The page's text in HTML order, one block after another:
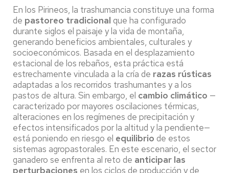
En los Pirineos, la trashumancia constituye una forma
de pastoreo tradicional que ha configurado
durante siglos el paisaje y la vida de montaña,
generando beneficios ambientales, culturales y
socioeconómicos. Basada en el desplazamiento
estacional de los rebaños, esta práctica está
estrechamente vinculada a la cría de razas rústicas
adaptadas a los recorridos trashumantes y a los
pastos de altura. Sin embargo, el cambio climático —
caracterizado por mayores oscilaciones térmicas,
alteraciones en los regímenes de precipitación y
efectos intensificados por la altitud y la pendiente—
está poniendo en riesgo el equilibrio de estos
sistemas agropastorales. En este escenario, el sector
ganadero se enfrenta al reto de anticipar las
perturbaciones en los ciclos de producción y de